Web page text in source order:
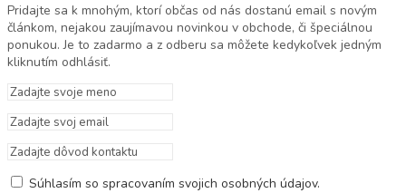
Pridajte sa k mnohým, ktorí občas od nás dostanú email s novým
článkom, nejakou zaujímavou novinkou v obchode, či špeciálnou
ponukou. Je to zadarmo a z odberu sa môžete kedykoľvek jedným
kliknutím odhlásiť.
Súhlasím so spracovaním svojich osobných údajov.